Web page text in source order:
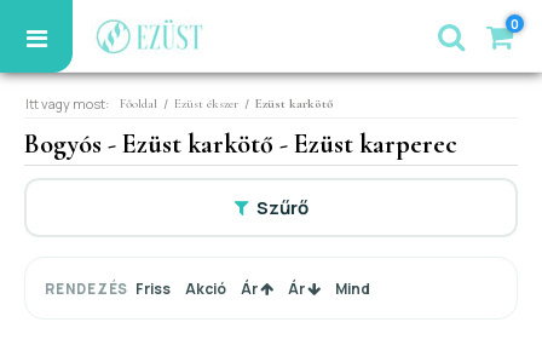
0
Itt vagy most: Főoldal / Ezüst ékszer / Ezüst karkötő
Bogyós - Ezüst karkötő - Ezüst karperec
Szűrő
RENDEZÉS Friss Akció Ár Ár Mind